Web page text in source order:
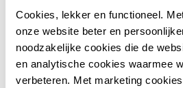
Cookies, lekker en functioneel.
onze website beter en
noodzakelijke cookies die de
en analytische cookies waarmee
verbeteren. Met marketing